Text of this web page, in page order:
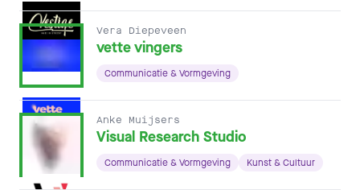
Vera Diepeveen
vette vingers
Communicatie & Vormgeving
Anke Muijsers
Visual Research Studio
Communicatie & Vormgeving Kunst & Cultuur